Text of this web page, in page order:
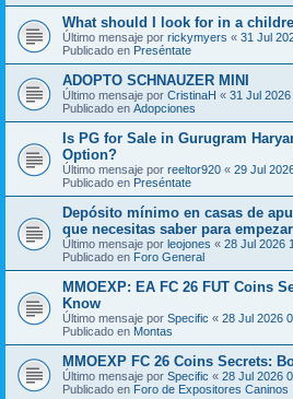
What should I look for in a
Último mensaje por rickymyers « 31 Jul
Publicado en Preséntate
ADOPTO SCHNAUZER MINI
Último mensaje por CristinaH « 31 Jul
Publicado en Adopciones
Is PG for Sale in Gurugram
Option?
Último mensaje por reeltor920 « 29 Jul
Publicado en Preséntate
Depósito mínimo en casas de
que necesitas saber para empezar
Último mensaje por leojones « 28 Jul 2026
Publicado en Foro General
MMOEXP: EA FC 26 FUT Coins
Know
Último mensaje por Specific « 28 Jul 2026
Publicado en Montas
MMOEXP FC 26 Coins Secrets:
Último mensaje por Specific « 28 Jul 2026
Publicado en Foro de Expositores Caninos